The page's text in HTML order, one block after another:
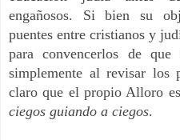
engañosos. Si bien su
puentes entre cristianos y
para convencerlos de
simplemente al revisar los
claro que el propio Alloro
ciegos guiando a ciegos.